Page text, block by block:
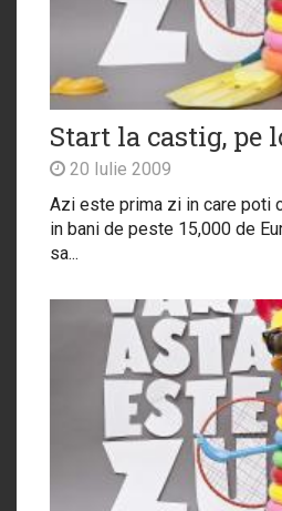
Start la castig, pe
20 Iulie 2009
Azi este prima zi in care poti
in bani de peste 15,000 de
sa...